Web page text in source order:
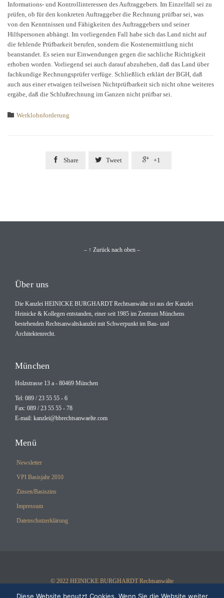
Informations- und Kontrollinteressen des Auftraggebers. Im Einzelfall sei zu
prüfen, ob für den konkreten Auftraggeber die Rechnung prüfbar sei, was
von den Kenntnissen und Fähigkeiten des Auftraggebers und seiner
Hilfspersonen abhängt. Im vorliegenden Fall habe sich das Land nicht auf
die fehlende Prüfbarkeit berufen, sondern die Kostenermittlung nicht
beanstandet. Es seien nur Einwendungen gegen die sachliche Richtigkeit
erhoben worden. Vorliegend sei auch darauf abzuheben, daß das Land über
fachkundige Rechnungsprüfer verfüge. Schließlich erklärt der BGH, daß
auch aus einer etwaigen teilweisen Nichtprüfbarkeit sich nicht ohne weiteres
ergäbe, daß die Schlußrechnung im Ganzen nicht prüfbar sei.
 Category
Werklohnforderung
 Share  Tweet  +1
– ↑ Zurück nach oben –
Über uns
Die Kanzlei HEINICKE BURGHARDT Rechtsanwälte ist aus der Kanzlei
Heinicke & Kollegen entstanden, einer seit 1985 im Zentrum Münchens
bestehenden Rechtsanwaltskanzlei mit Schwerpunkt im Bau- und
Architektenrecht.
München
Holzstrasse 13 a - 80469 München
Tel: 089 / 23 55 55 - 6
Fax: 089 / 23 55 55 - 78
E-mail: kanzlei@hbrechtsanwaelte.com
Menü
Newsletter
VPI Basisjahr 2010
Zinsen/Basiszins
Impressum
Datenschutzerklärung
© 2022 HEINICKE BURGHARDT Rechtsanwälte
Diese Website benutzt Cookies. Wenn Sie die Website weiter